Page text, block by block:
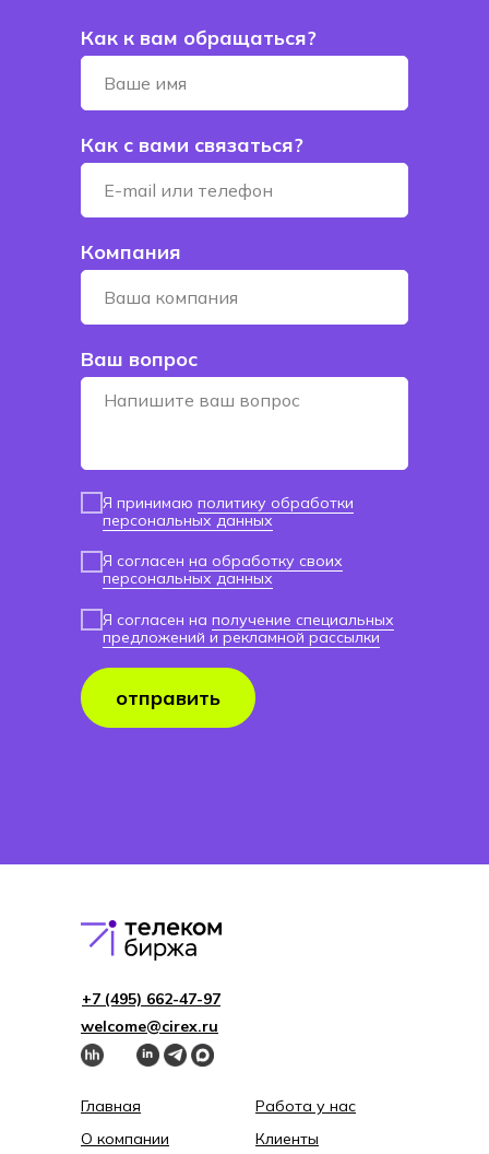
Как к вам обращаться?
Как с вами связаться?
Компания
Ваш вопрос
Я принимаю политику обработки
персональных данных
Я согласен на обработку своих
персональных данных
Я согласен на получение специальных
предложений и рекламной рассылки
отправить
Главная
О компании
Работа у нас
Клиенты
welcome@cirex.ru
+7 (495) 662-4 7-97